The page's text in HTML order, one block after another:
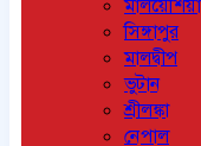
মালয়েশিয়া
সিঙ্গাপুর
মালদ্বীপ
ভুটান
শ্রীলঙ্কা
নেপাল